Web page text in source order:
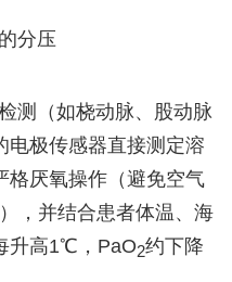
分压
测（如桡动脉、股动脉
电极传感器直接测定溶
格厌氧操作（避免空气
，并结合患者体温、海
升高1℃，PaO2约下降